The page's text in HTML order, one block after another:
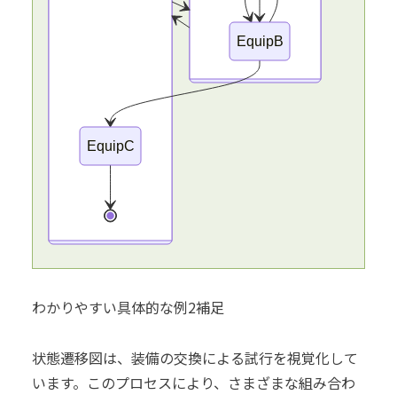
EquipB
EquipC
わかりやすい具体的な例2補足
状態遷移図は、装備の交換による試行を視覚化して
います。このプロセスにより、さまざまな組み合わ